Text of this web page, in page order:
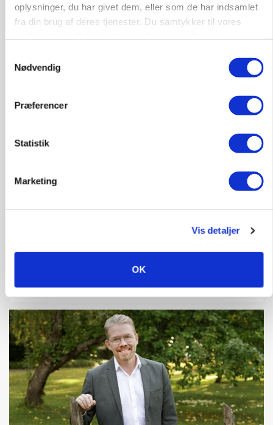
oplysninger, du har givet dem, eller som de har indsamlet
fra din brug af deres tjenester. Du samtykker til vores
Nødvendig
Præferencer
Statistik
Marketing
Vis detaljer
OK
Annonce
Grambogård får oksekød på menuen hos
Danish Agro: Høsten tegner til god kvalitet og
middeludbytter